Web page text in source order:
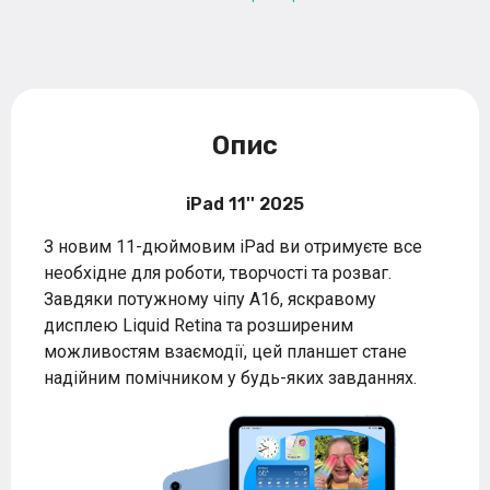
Опис
iPad 11'' 2025
З новим 11-дюймовим iPad ви отримуєте все
необхідне для роботи, творчості та розваг.
Завдяки потужному чіпу A16, яскравому
дисплею Liquid Retina та розширеним
можливостям взаємодії, цей планшет стане
надійним помічником у будь-яких завданнях.